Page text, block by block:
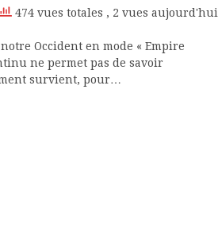
474 vues totales , 2 vues aujourd'hui
Occident en mode « Empire
ne permet pas de savoir
survient, pour…